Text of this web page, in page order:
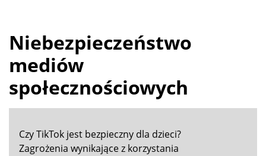
Niebezpieczeństwo
mediów
społecznościowych
Czy TikTok jest bezpieczny dla dzieci?
Zagrożenia wynikające z korzystania